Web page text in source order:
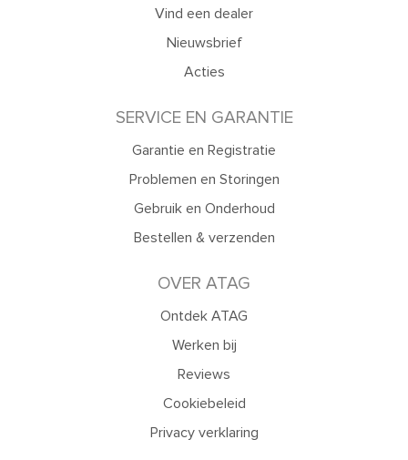
Vind een dealer
Nieuwsbrief
Acties
SERVICE EN GARANTIE
Garantie en Registratie
Problemen en Storingen
Gebruik en Onderhoud
Bestellen & verzenden
OVER ATAG
Ontdek ATAG
Werken bij
Reviews
Cookiebeleid
Privacy verklaring